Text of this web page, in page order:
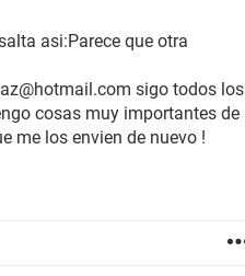
asi:Parece que otra
sigo todos los
cosas muy importantes de
me los envien de nuevo !